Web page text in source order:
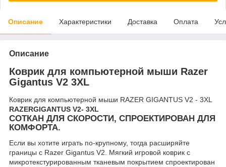
Описание Характеристики Доставка Оплата
Описание
Коврик для компьютерной мыши Razer
Gigantus V2 3XL
Коврик для компьютерной мыши RAZER GIGANTUS V2 - 3XL
RAZERGIGANTUS V2- 3XL
СОТКАН ДЛЯ СКОРОСТИ, СПРОЕКТИРОВАН ДЛЯ
КОМФОРТА.
Если вы хотите играть по-крупному, тогда расширяйте
границы с Razer Gigantus V2. Мягкий игровой коврик с
микротекстурированным тканевым покрытием спроектирован